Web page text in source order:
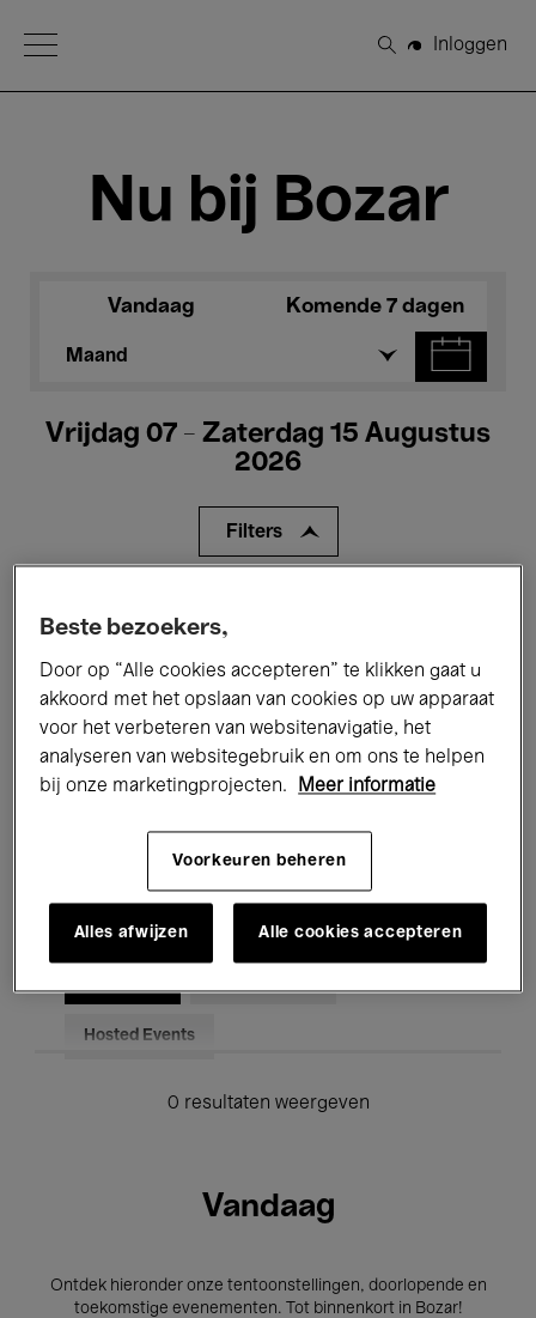
Open Menu
Zoeken
Inloggen
Nu bij Bozar
Vandaag Komende 7 dagen
Maand
Vrijdag 07 - Zaterdag 15 Augustus
2026
Filters
Tentoonstellingen Films
Performances Lezingen & Debatten
Klassieke Muziek Global Music
Elektronische Muziek
Voor iedereen Kids’ Palace
Hosted Events
0 resultaten weergeven
Vandaag
Ontdek hieronder onze tentoonstellingen, doorlopende en
toekomstige evenementen. Tot binnenkort in Bozar!
Beste bezoekers,
Door op “Alle cookies accepteren” te klikken gaat u
akkoord met het opslaan van cookies op uw apparaat
voor het verbeteren van websitenavigatie, het
analyseren van websitegebruik en om ons te helpen
bij onze marketingprojecten.
Meer informatie
Voorkeuren beheren
Alles afwijzen Alle cookies accepteren